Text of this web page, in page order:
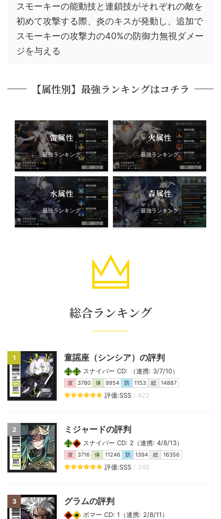
スモーキーの能動技と連鎖技がそれぞれの敵を
初めて攻撃する際、炎のキスが発動し、追加で
スモーキーの攻撃力の40%の防御力無視ダメー
ジを与える
【属性別】最強ランキングはコチラ
雷属性
最強ランキング
火属性
最強ランキング
水属性
最強ランキング
森属性
最強ランキング
総合ランキング
1 童謡座（シンシア）の評判
スナイパー CD: （連携: 3/7/10）
攻 3780 体 9954 防 1153 総 14887
評価:SSS / 422
2 ミジャードの評判
スナイパー CD: 2（連携: 4/8/13）
攻 3716 体 11246 防 1394 総 16356
評価:SSS / 349
3 グラムの評判
ボマー CD: 1（連携: 2/8/11）